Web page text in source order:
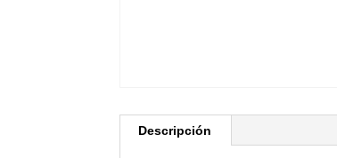
Descripción